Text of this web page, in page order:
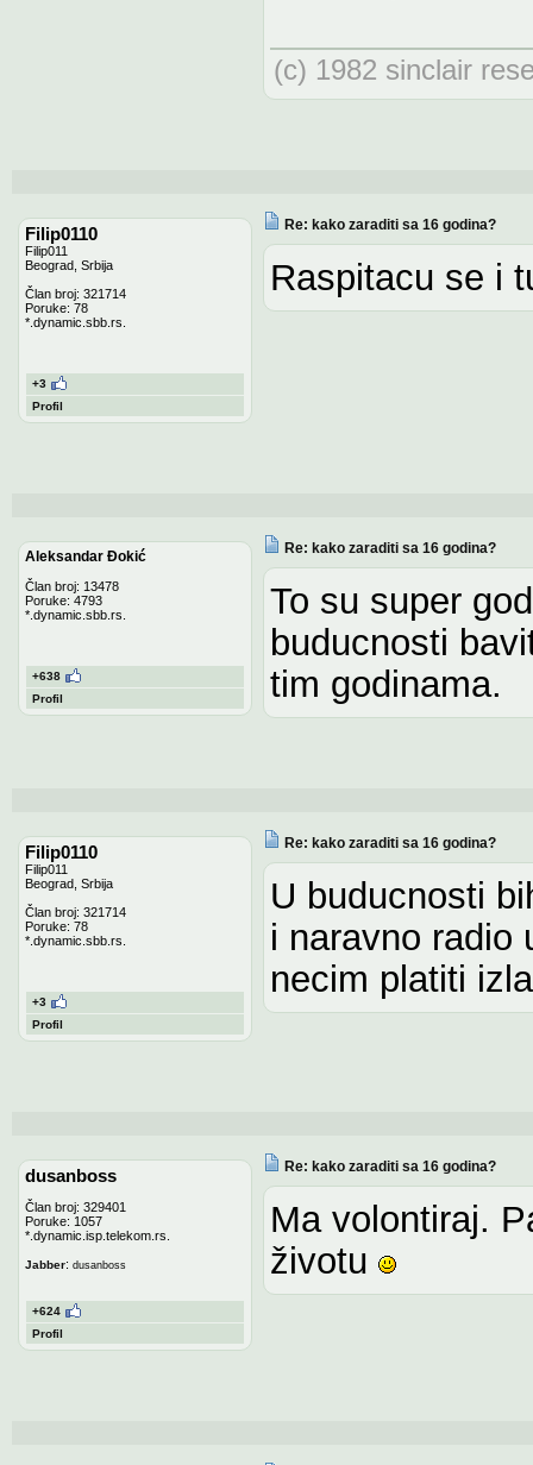
(c) 1982 sinclair
Filip0110
Filip011
Beograd, Srbija
Član broj: 321714
Poruke: 78
*.dynamic.sbb.rs.
+3
Profil
Re: kako zaraditi sa 16 godina?
Raspitacu se i
Aleksandar Đokić
Član broj: 13478
Poruke: 4793
*.dynamic.sbb.rs.
+638
Profil
Re: kako zaraditi sa 16 godina?
To su super
buducnosti
tim godinama.
Filip0110
Filip011
Beograd, Srbija
Član broj: 321714
Poruke: 78
*.dynamic.sbb.rs.
+3
Profil
Re: kako zaraditi sa 16 godina?
U buducnosti
i naravno radio
necim platiti
dusanboss
Član broj: 329401
Poruke: 1057
*.dynamic.isp.telekom.rs.
Jabber: dusanboss
+624
Profil
Re: kako zaraditi sa 16 godina?
Ma volontiraj.
životu